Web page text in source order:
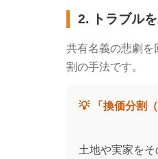
2. トラブル
共有名義の悲劇を
割の手法です。
💡 「換価分割
土地や実家をそ